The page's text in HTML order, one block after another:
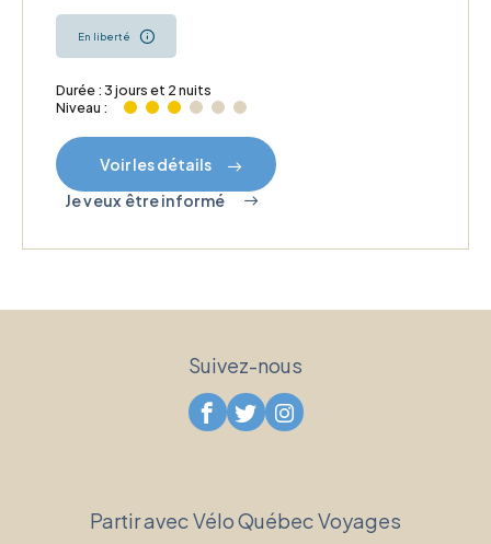
En liberté
Durée : 3 jours et 2 nuits
Niveau :
Voir les détails
Je veux être informé
Partir avec Vélo Québec Voyages
Suivez-nous